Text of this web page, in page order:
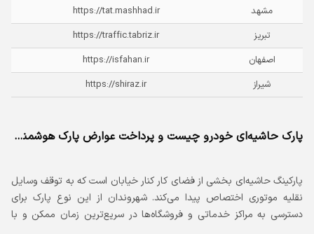
مشهد
https://tat.mashhad.ir
تبریز
https://traffic.tabriz.ir
اصفهان
https://isfahan.ir
شیراز
https://shiraz.ir
پارک حاشیه‌ای خودرو چیست و پرداخت عوارض پارک هوشمند به چه صورت است؟
پارکینگ حاشیه‌ای بخشی از فضای کار کنار خیابان است که به توقف وسایل
نقلیه موتوری اختصاص پیدا می‌کند. شهروندان از این نوع پارک برای
دسترسی به مراکز خدماتی و فروشگاه‌ها در سریع‌ترین زمان ممکن و با